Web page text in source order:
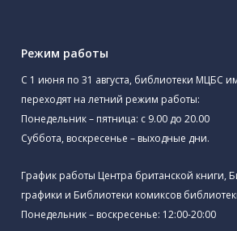
Режим работы
C 1 июня по 31 августа, библиотеки МЦБС
переходят на летний режим работы:
Понедельник – пятница: с 9.00 до 20.00
Суббота, воскресенье – выходные дни.
График работы Центра британской книги,
графики и Библиотеки комиксов
Понедельник – воскресенье: 12:00-20:00